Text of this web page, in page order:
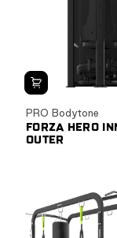
PRO Bodytone
FORZA HERO
OUTER